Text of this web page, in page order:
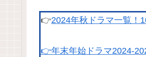
👉2024年秋ドラマ一覧！
👉年末年始ドラマ2024-